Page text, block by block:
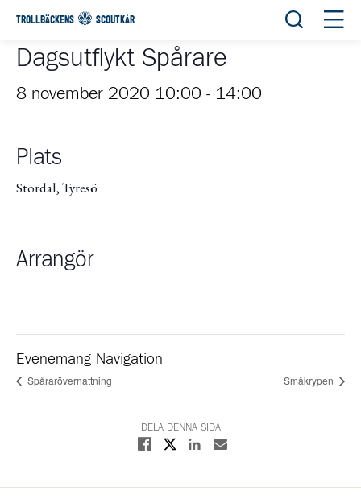
TROLLBÄCKENS SCOUTKÅR Öppna
Dagsutflykt Spårare
8 november 2020 10:00 - 14:00
Plats
Stordal, Tyresö
Arrangör
Evenemang Navigation
Spårarövernattning Småkrypen
DELA DENNA SIDA
Dela på Facebook
Dela på XDela på Linkedin
Dela med E-post